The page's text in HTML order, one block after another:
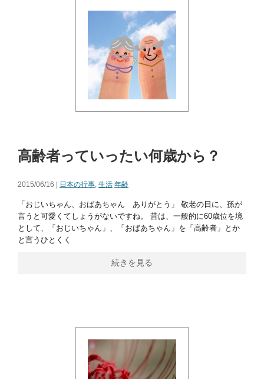
高齢者っていったい何歳から？
2015/06/16 | 日本の行事, 生活 年齢
「おじいちゃん、おばあちゃん ありがとう」 敬老の日に、孫が
言うと可愛くてしょうがないですね。 昔は、一般的に60歳位を境
として、「おじいちゃん」、「おばあちゃん」を「高齢者」とか
と言うひとくく
続きを見る